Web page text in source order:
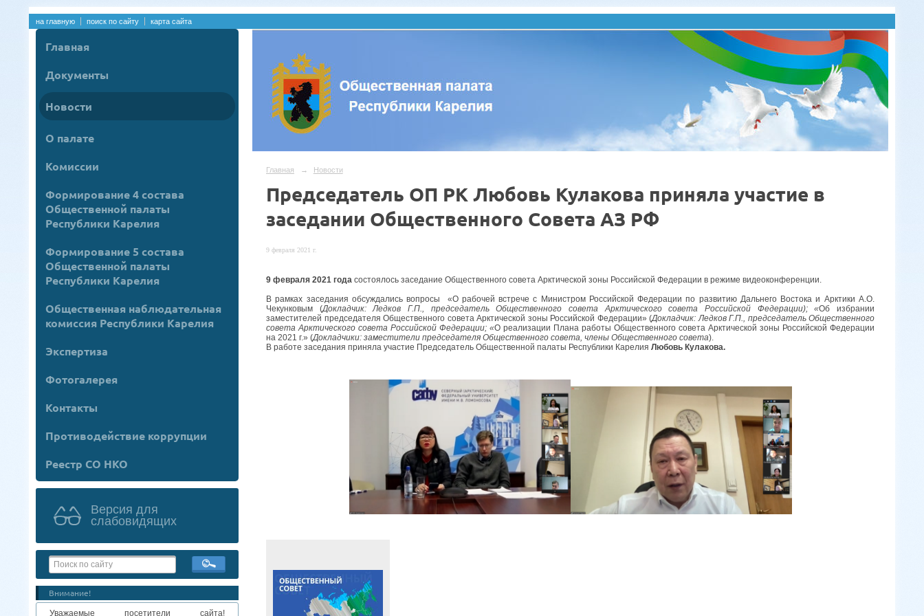
на главную поиск по сайту карта сайта
Главная
Документы
Новости
О палате
Комиссии
Формирование 4 состава
Общественной палаты
Республики Карелия
Формирование 5 состава
Общественной палаты
Республики Карелия
Общественная наблюдательная
комиссия Республики Карелия
Экспертиза
Фотогалерея
Контакты
Противодействие коррупции
Реестр СО НКО
Версия для
слабовидящих
Внимание!
Уважаемые посетители сайта!
Главная → Новости
Председатель ОП РК Любовь Кулакова приняла участие в
заседании Общественного Совета АЗ РФ
9 февраля 2021 г.
9 февраля 2021 года состоялось заседание Общественного совета Арктической зоны Российской Федерации в режиме видеоконференции.
В рамках заседания обсуждались вопросы «О рабочей встрече с Министром Российской Федерации по развитию Дальнего Востока и Арктики А.О.
Чекунковым (Докладчик: Ледков Г.П., председатель Общественного совета Арктического совета Российской Федерации); «Об избрании
заместителей председателя Общественного совета Арктической зоны Российской Федерации» (Докладчик: Ледков Г.П., председатель Общественного
совета Арктического совета Российской Федерации; «О реализации Плана работы Общественного совета Арктической зоны Российской Федерации
на 2021 г.» (Докладчики: заместители председателя Общественного совета, члены Общественного совета).
В работе заседания приняла участие Председатель Общественной палаты Республики Карелия Любовь Кулакова.